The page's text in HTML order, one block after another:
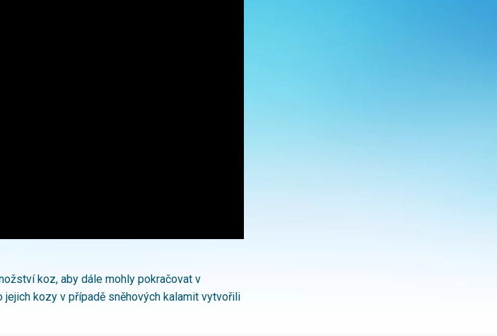
koz, aby dále mohly pokračovat v
kozy v případě sněhových kalamit vytvořili